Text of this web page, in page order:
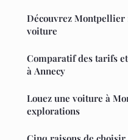
Découvrez Montpellier
voiture
Comparatif des tarifs
à Annecy
Louez une voiture à
explorations